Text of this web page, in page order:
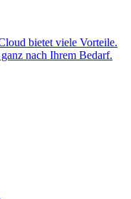
bietet viele Vorteile.
nach Ihrem Bedarf.